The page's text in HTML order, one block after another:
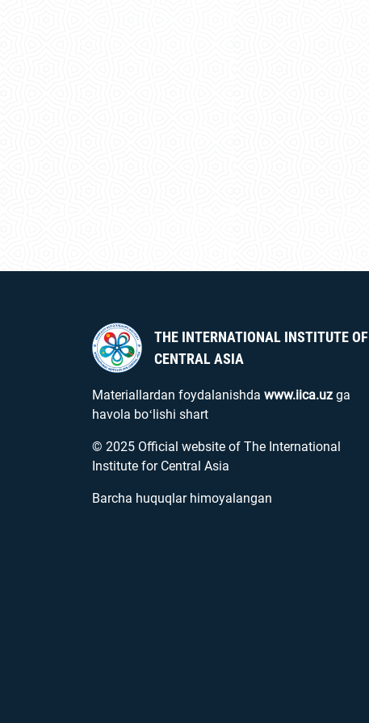
THE INTERNATIONAL INSTITUTE OF
CENTRAL ASIA
Materiallardan foydalanishda www.iica.uz ga
havola boʻlishi shart
© 2025 Official website of The International
Institute for Central Asia
Barcha huquqlar himoyalangan